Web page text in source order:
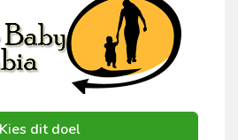
Kies dit doel